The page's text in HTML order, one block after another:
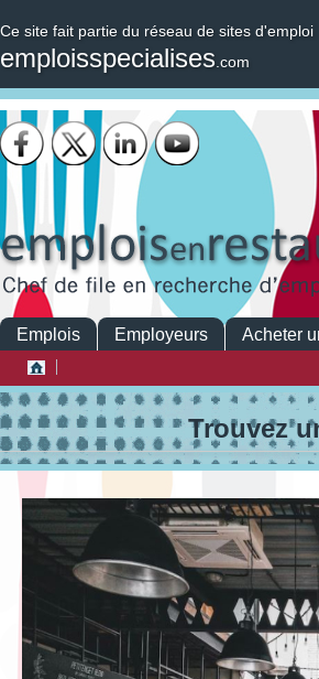
Ce site fait partie du réseau de sites d'emploi
emploisspecialises .com
Emplois Employeurs Acheter
Trouvez